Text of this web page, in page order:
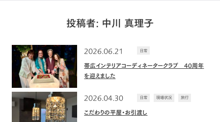
投稿者: 中川 真理子
帯広インテリアコーディネータークラブ 40周年
を迎えました
日常
2026.06.21
こだわりの平屋・お引渡し
日常 現場状況 旅行
2026.04.30